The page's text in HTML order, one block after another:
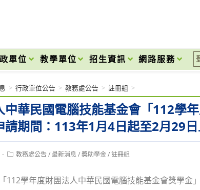
單位 教學單位 招生資訊 網路服務
中華民國電腦技能基金會「112學
請期間：113年1月4日起至2月29日
> 行政單位公告 > 教務處公告 > 註冊組 >
Post教務處公告 / 最新消息 / 獎助學金 / 註冊組
112學年度財團法人中華民國電腦技能基金會獎學金